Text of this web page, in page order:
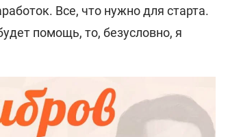
Все, что нужно для старта.
помощь, то, безусловно, я